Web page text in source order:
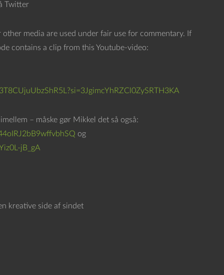
n
i
Twitter
media are used under fair use for commentary. If
contains a clip from this Youtube-video:
– måske gør Mikkel det så også:
og
jB_gA
kreative side af sindet